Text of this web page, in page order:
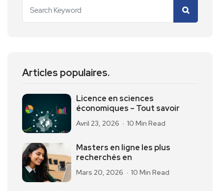
Articles populaires.
Licence en sciences
économiques – Tout savoir
Avril 23, 2026 10 Min Read
Masters en ligne les plus
recherchés en
Mars 20, 2026 10 Min Read